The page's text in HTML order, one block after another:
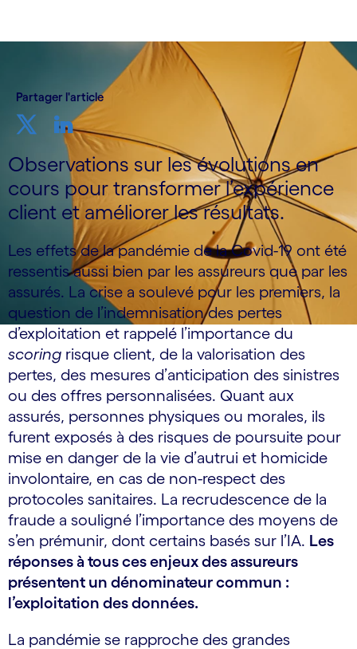
Partager l'article
Observations sur les évolutions en
cours pour transformer l’expérience
client et améliorer les résultats.
Les effets de la pandémie de la Covid-19 ont été
ressentis aussi bien par les assureurs que par les
assurés. La crise a soulevé pour les premiers, la
question de l’indemnisation des pertes
d’exploitation et rappelé l’importance du
scoring risque client, de la valorisation des
pertes, des mesures d’anticipation des sinistres
ou des offres personnalisées. Quant aux
assurés, personnes physiques ou morales, ils
furent exposés à des risques de poursuite pour
mise en danger de la vie d’autrui et homicide
involontaire, en cas de non-respect des
protocoles sanitaires. La recrudescence de la
fraude a souligné l’importance des moyens de
s’en prémunir, dont certains basés sur l’IA. Les
réponses à tous ces enjeux des assureurs
présentent un dénominateur commun :
l’exploitation des données.
La pandémie se rapproche des grandes